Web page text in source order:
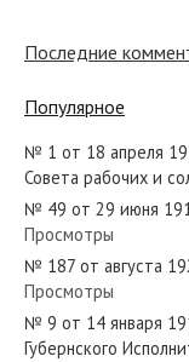
№ 7 от января
№ 151 от июля
Последние
Популярное
№ 1 от 18 апреля
Совета рабочих и
№ 49 от 29 июня
Просмотры
№ 187 от августа
Просмотры
№ 9 от 14 января
Губернского